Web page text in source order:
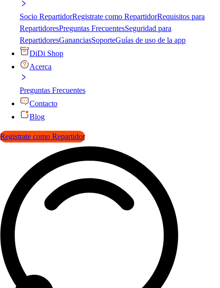
Socio RepartidorRegistrate como RepartidorRequisitos para
RepartidoresPreguntas FrecuentesSeguridad para
RepartidoresGananciasSoporteGuías de uso de la app
DiDi Shop
Acerca
Preguntas Frecuentes
Contacto
Blog
Registrate como Repartidor